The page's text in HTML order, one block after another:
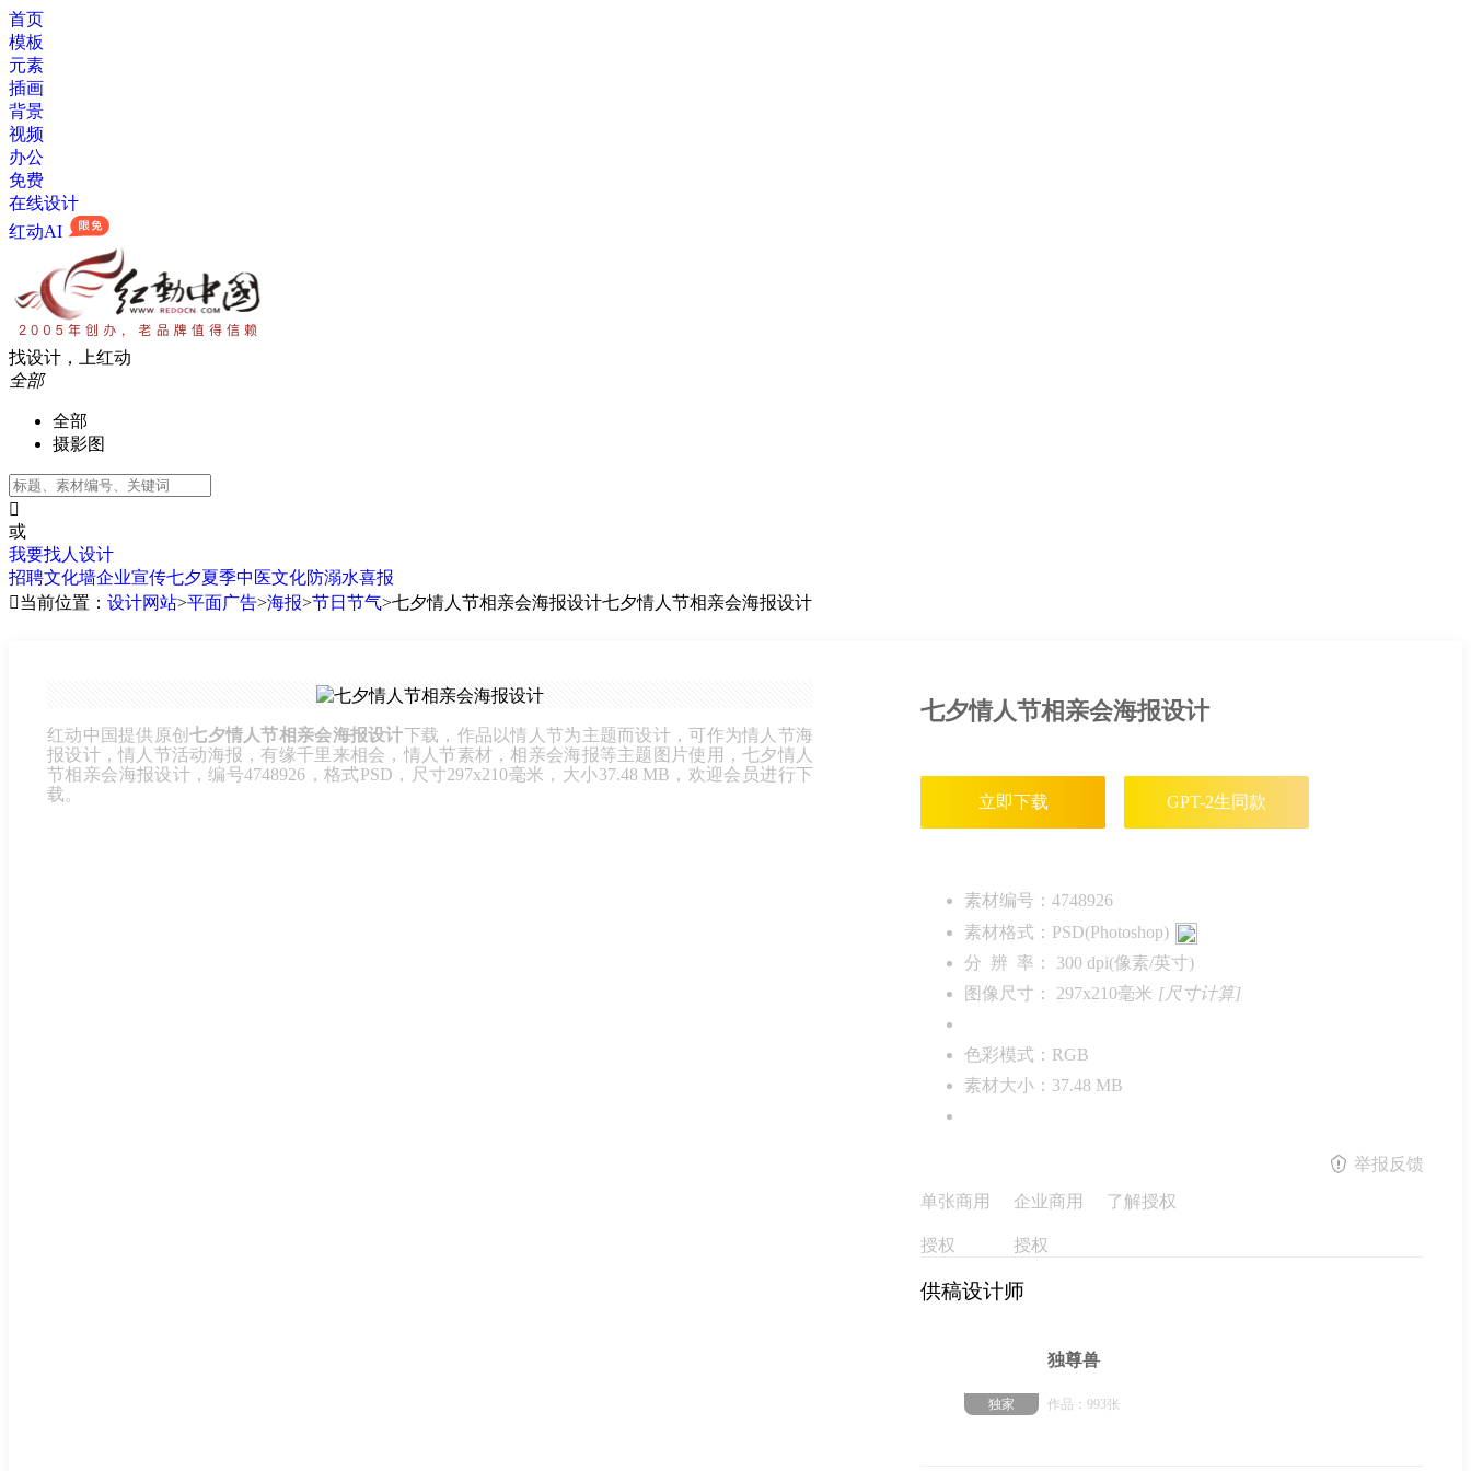
首页
模板
元素
插画
背景
视频
办公
免费
在线设计
红动AI
找设计，上红动
全部
全部
摄影图

或
我要找人设计
招聘文化墙企业宣传七夕夏季中医文化防溺水喜报
当前位置： 设计网站>平面广告>海报>节日节气>七夕情人节相亲会海报设计七夕情人节相亲会海报设计
红动中国提供原创七夕情人节相亲会海报设计下载，作品以情人节为主题而设计，可作为情人节海
报设计，情人节活动海报，有缘千里来相会，情人节素材，相亲会海报等主题图片使用，七夕情人
节相亲会海报设计，编号4748926，格式PSD，尺寸297x210毫米，大小37.48 MB，欢迎会员进行下
载。
七夕情人节相亲会海报设计
立即下载 GPT-2生同款
素材编号： 4748926
素材格式： PSD(Photoshop)
分 辨 率： 300 dpi(像素/英寸)
图像尺寸： 297x210毫米 [尺寸计算]
色彩模式： RGB
素材大小： 37.48 MB
举报反馈
单张商用
授权
企业商用
授权
了解授权
供稿设计师
独家
独尊兽
作品：993张